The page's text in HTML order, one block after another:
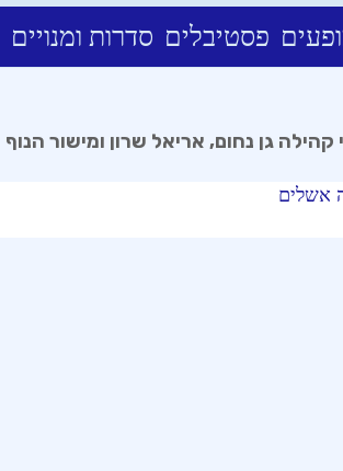
פסטיבלים סדרות ומנויים
קהילה גן נחום, אריאל שרון ומישור הנוף
אשלים